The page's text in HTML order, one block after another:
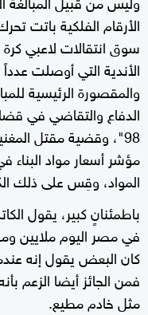
الأرقام الفلكية باتت
سوق انتقالات لاعبي
الأندية التي أوصلت عدداً
والمقصورة الرئيسية
الدفاع والتقاضي في
98"، وقضية مقتل
مؤشر أسعار مواد البناء
المواد، وقِس على ذلك
باطمئنانٍ كبير، يقول
في مصر اليوم ملايين
كان البعض يقول إنه
فمن الجائز أيضا الزعم
مثل خادم مطيع.